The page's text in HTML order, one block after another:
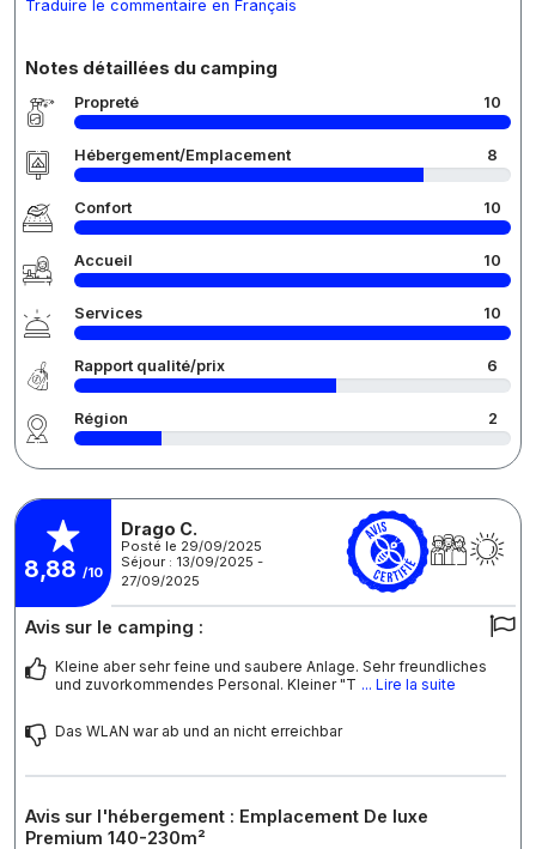
Traduire le commentaire en Français
Notes détaillées du camping
Propreté 10
Hébergement/Emplacement 8
Confort 10
Accueil 10
Services 10
Rapport qualité/prix 6
Région 2
8,88 /10
Drago C.
Posté le 29/09/2025
Séjour : 13/09/2025 -
27/09/2025
Avis sur le camping :
Kleine aber sehr feine und saubere Anlage. Sehr freundliches
und zuvorkommendes Personal. Kleiner "T ... Lire la suite
Das WLAN war ab und an nicht erreichbar
Avis sur l'hébergement : Emplacement De luxe
Premium 140-230m²